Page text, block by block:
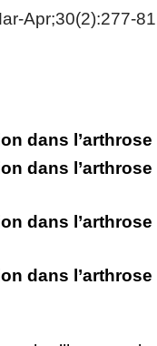
Apr;30(2):277-
dans l’arthrose
dans
dans
dans